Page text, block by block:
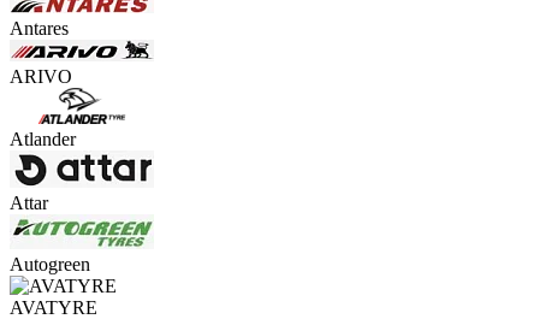
Antares
ARIVO
Atlander
Attar
Autogreen
AVATYRE